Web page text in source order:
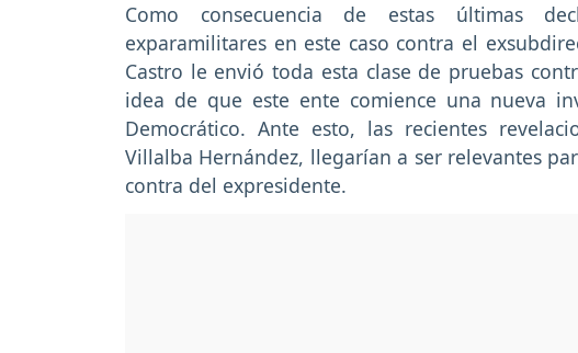
Como consecuencia de estas últimas
exparamilitares en este caso contra el
Castro le envió toda esta clase de pruebas
idea de que este ente comience una nueva
Democrático. Ante esto, las recientes
Villalba Hernández, llegarían a ser relevantes
contra del expresidente.